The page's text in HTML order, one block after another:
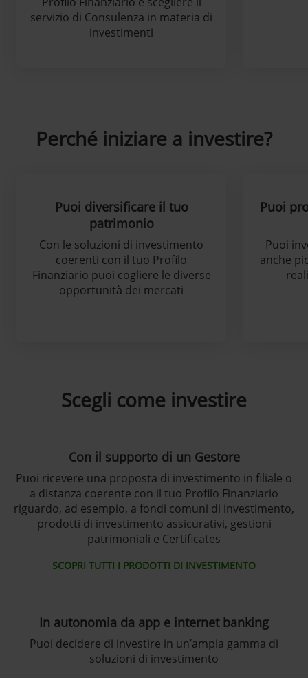
servizio di Consulenza in materia di
investimenti
Perché iniziare a investire?
Puoi diversificare il tuo
patrimonio
Con le soluzioni di investimento
coerenti con il tuo Profilo
Finanziario puoi cogliere le diverse
opportunità dei mercati
Puoi
Puoi
anche
Scegli come investire
Con il supporto di un Gestore
Puoi ricevere una proposta di investimento in filiale o
a distanza coerente con il tuo Profilo Finanziario
riguardo, ad esempio, a fondi comuni di investimento,
prodotti di investimento assicurativi, gestioni
patrimoniali e Certificates
SCOPRI TUTTI I PRODOTTI DI INVESTIMENTO
In autonomia da app e internet banking
Puoi decidere di investire in un’ampia gamma di
soluzioni di investimento